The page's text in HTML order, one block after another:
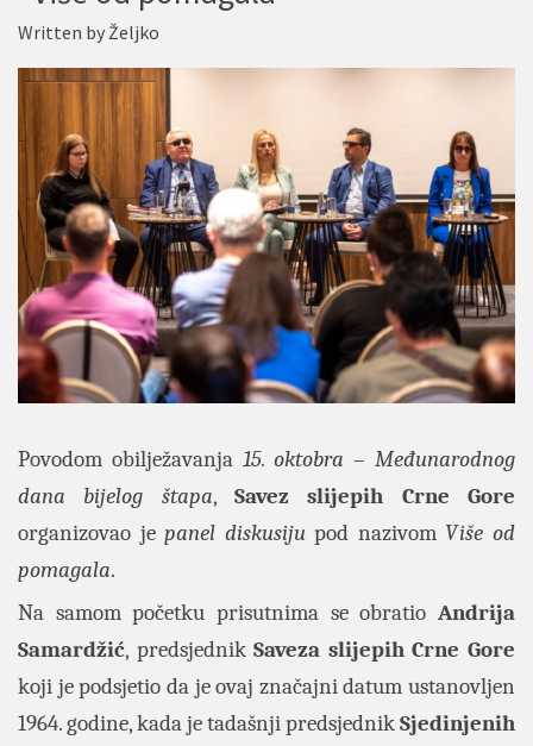
Written byŽeljko
Povodom obilježavanja 15. oktobra –Međunarodnog
dana bijelog štapa,Savez slijepih Crne Gore
organizovao jepanel diskusijupod nazivom Više od
pomagala.
Na samom početku prisutnima se obratio Andrija
Samardžić, predsjednikSaveza slijepih Crne Gore
koji je podsjetio da je ovaj značajni datum ustanovljen
1964. godine, kada je tadašnji predsjednikSjedinjenih